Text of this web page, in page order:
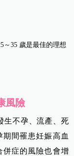
～35 歲是最佳的理想
風險
生不孕、流產、死
間罹患妊娠高血
症的風險也會增